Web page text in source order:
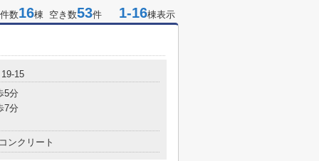
数16棟 空き数53件 1-16棟表示
15
5分
7分
ンクリート